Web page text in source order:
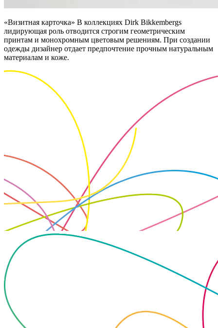
«Визитная карточка» В коллекциях Dirk Bikkembergs
лидирующая роль отводится строгим геометрическим
принтам и монохромным цветовым решениям. При создании
одежды дизайнер отдает предпочтение прочным натуральным
материалам и коже.